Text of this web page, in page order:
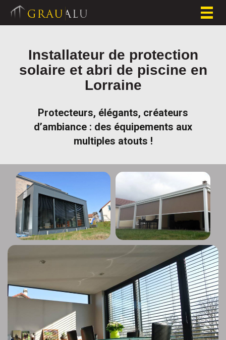
Installateur de protection
solaire et abri de piscine en
Lorraine
Protecteurs, élégants, créateurs
d’ambiance : des équipements aux
multiples atouts !